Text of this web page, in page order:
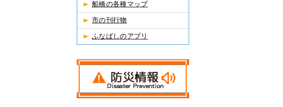
船橋の各種マップ
市の刊行物
ふなばしのアプリ